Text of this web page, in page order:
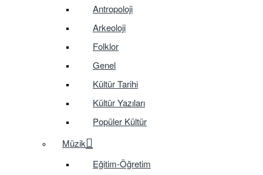
Antropoloji
Arkeoloji
Folklor
Genel
Kültür Tarihi
Kültür Yazıları
Popüler Kültür
Müzik
Eğitim-Öğretim